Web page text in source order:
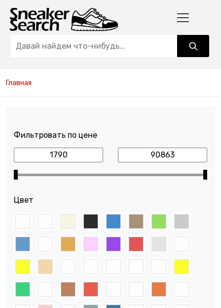
Главная
Фильтровать по цене
Цвет